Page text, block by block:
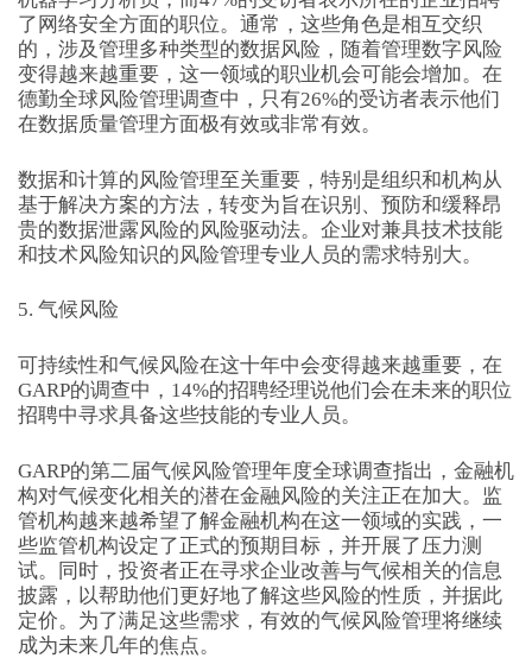
了网络安全方面的职位。通常，这些角色是相互交织
的，涉及管理多种类型的数据风险，随着管理数字风险
变得越来越重要，这一领域的职业机会可能会增加。在
德勤全球风险管理调查中，只有26%的受访者表示他们
在数据质量管理方面极有效或非常有效。
数据和计算的风险管理至关重要，特别是组织和机构从
基于解决方案的方法，转变为旨在识别、预防和缓释昂
贵的数据泄露风险的风险驱动法。企业对兼具技术技能
和技术风险知识的风险管理专业人员的需求特别大。
5. 气候风险
可持续性和气候风险在这十年中会变得越来越重要，在
GARP的调查中，14%的招聘经理说他们会在未来的职位
招聘中寻求具备这些技能的专业人员。
GARP的第二届气候风险管理年度全球调查指出，金融机
构对气候变化相关的潜在金融风险的关注正在加大。监
管机构越来越希望了解金融机构在这一领域的实践，一
些监管机构设定了正式的预期目标，并开展了压力测
试。同时，投资者正在寻求企业改善与气候相关的信息
披露，以帮助他们更好地了解这些风险的性质，并据此
定价。为了满足这些需求，有效的气候风险管理将继续
成为未来几年的焦点。